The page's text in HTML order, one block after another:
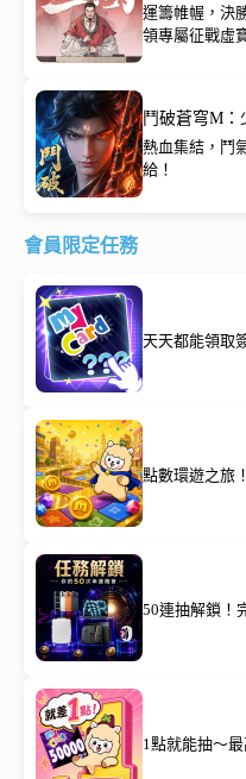
運籌帷幄，決
領專屬征戰虛
鬥破蒼穹M：
熱血集結，鬥
給！
會員限定任務
天天都能領取
點數環遊之旅
50連抽解鎖！
1點就能抽～